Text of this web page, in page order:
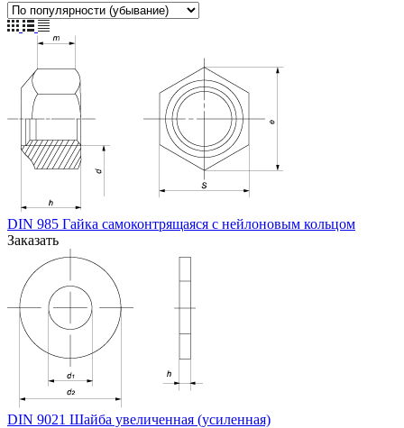
DIN 985 Гайка самоконтрящаяся с нейлоновым кольцом
Заказать
DIN 9021 Шайба увеличенная (усиленная)